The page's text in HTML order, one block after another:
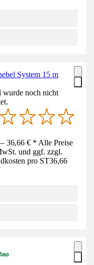
System 15 m
wurde noch nicht
36,66 € * Alle Preise
und ggf. zzgl.
pro ST36,66